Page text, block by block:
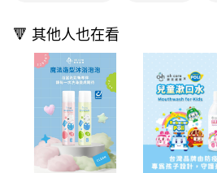
🔻 其他人也在看